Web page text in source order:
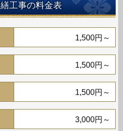
工事の料金表
1,500円～
1,500円～
1,500円～
3,000円～